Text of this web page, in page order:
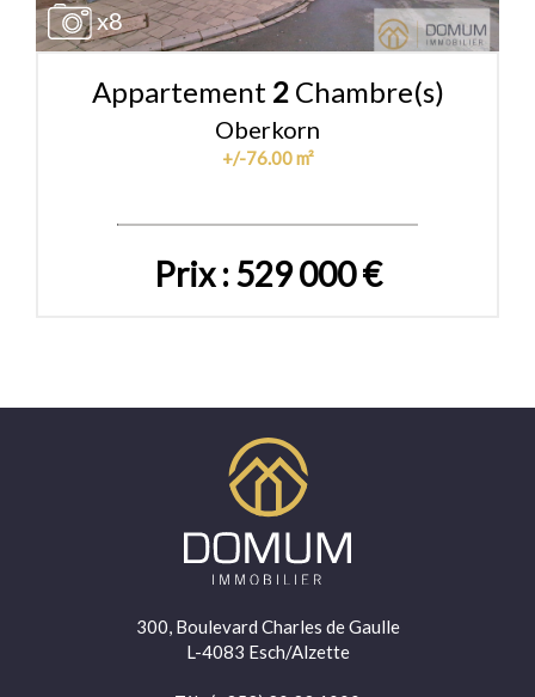
x8
Appartement 2Chambre(s)
Oberkorn
+/-76.00 m²
Prix : 529 000 €
300, Boulevard Charles de Gaulle
L-4083 Esch/Alzette